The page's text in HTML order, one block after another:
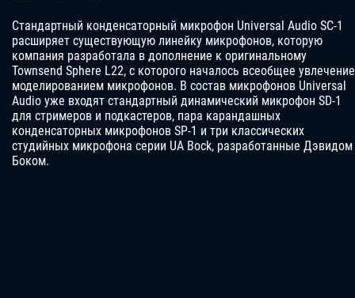
Стандартный конденсаторный микрофон Universal Audio SC-1
расширяет существующую линейку микрофонов, которую
компания разработала в дополнение к оригинальному
Townsend Sphere L22, с которого началось всеобщее увлечение
моделированием микрофонов. В состав микрофонов Universal
Audio уже входят стандартный динамический микрофон SD-1
для стримеров и подкастеров, пара карандашных
конденсаторных микрофонов SP-1 и три классических
студийных микрофона серии UA Bock, разработанные Дэвидом
Боком.